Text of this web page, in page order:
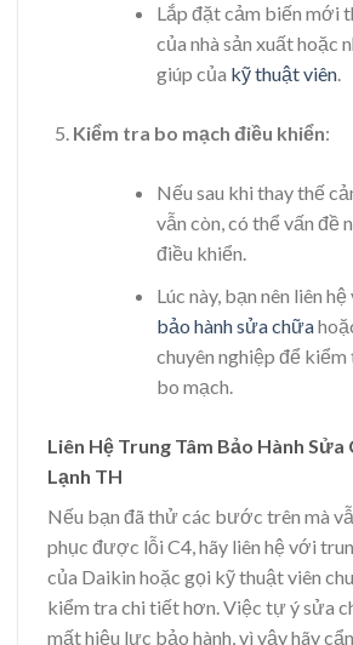
Lắp đặt cảm biến mới
của nhà sản xuất hoặc
giúp của kỹ thuật viên.
Kiểm tra bo mạch điều khiển:
Nếu sau khi thay thế
vẫn còn, có thể vấn đề
điều khiển.
Lúc này, bạn nên liên
bảo hành sửa chữa
chuyên nghiệp để
bo mạch.
Liên Hệ Trung Tâm Bảo Hành
Lạnh TH
Nếu bạn đã thử các bước trên mà
phục được lỗi C4, hãy liên hệ với
của Daikin hoặc gọi kỹ thuật viên
kiểm tra chi tiết hơn. Việc tự ý sửa
mất hiệu lực bảo hành, vì vậy hãy